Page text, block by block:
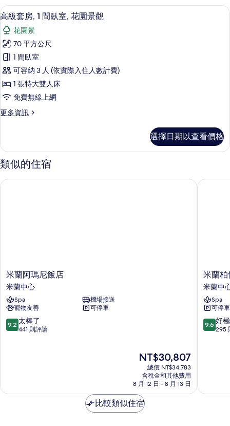
雙
人
床
的
所
有
相
片
房,
1
特
大
雙
人
床
的
詳
情
顯
示
高
級
套
房,
1
間
臥
花
園
景
觀
高級套房, 1 間臥室, 花園景觀 | 客廳 |
5
高級套房, 1 間臥室, 花園景觀
花園景
70 平方公尺
1 間臥室
可容納 3 人 (依實際入住人數計費)
1 張特大雙人床
免費無線上網
更多資訊
更
套
房,
1
臥
選擇日期以查看價格
類似的住宿
米
蘭
阿
瑪
尼
飯
店
米蘭阿瑪尼飯店
米蘭中心
Spa
機場接送
寵物友善
可停車
9.2
分，
了，
9.2 太棒了
441 則評論
現
價
格
為
NT$30,807
NT$30,807
總價 NT$34,783
含稅金和其他費用
8 月 12 日 - 8 月 13 日
米蘭阿瑪尼飯店
米
蘭
柏
悅
飯
店
米
米蘭柏
米蘭中
Spa
可停車
9.6
分，
了，
9.6 好
295
米蘭柏
比較類似住宿